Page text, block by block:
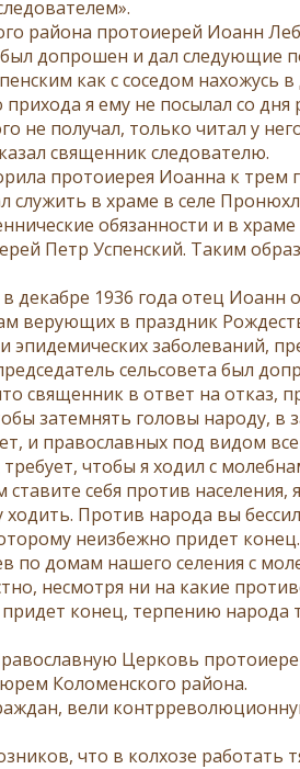
рай­о­на про­то­и­е­рей Иоанн
до­про­шен и дал сле­ду­ю­щие
как с со­се­дом на­хо­жусь
при­хо­да я ему не по­сы­лал со
не по­лу­чал, толь­ко чи­тал у
свя­щен­ник сле­до­ва­те­лю.
про­то­и­е­рея Иоан­на к трем
в хра­ме в се­ле
обя­зан­но­сти и в
Петр Успен­ский. Та­ким
де­каб­ре 1936 го­да отец Иоанн
ве­ру­ю­щих в празд­ник
за­боле­ва­ний,
сель­со­ве­та был
свя­щен­ник в от­вет на от­каз,
за­тем­нять го­ло­вы на­ро­ду,
и пра­во­слав­ных под ви­дом
чтобы я хо­дил с
се­бя про­тив на­се­ле­ния,
хо­дить. Про­тив на­ро­да вы
неиз­беж­но при­дет
по до­мам на­ше­го се­ле­ния с
несмот­ря ни на ка­кие
ко­нец, тер­пе­нию на­ро­да
Цер­ковь
Ко­ло­мен­ско­го рай­о­на.
ве­ли
что в кол­хо­зе ра­бо­тать